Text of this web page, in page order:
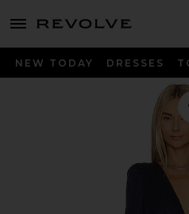
menu - shows more content
NEW TODAY DRESSES